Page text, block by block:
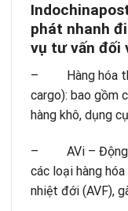
phát nhanh
vụ tư vấn đối
– Hàng hóa
cargo): bao gồm
hàng khô, dụng
– AVi – Động
các loại hàng
nhiệt đới (AVF),